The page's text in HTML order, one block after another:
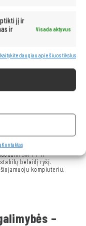
jį ir
ir
Visada aktyvus
daugiau apie šiuos tikslus
Kontaktas
3.0
3.0 prievadais, kurie
Fi“ ir
„Wi-Fi“ ir
belaidį ryšį.
kompiuteriu,
–